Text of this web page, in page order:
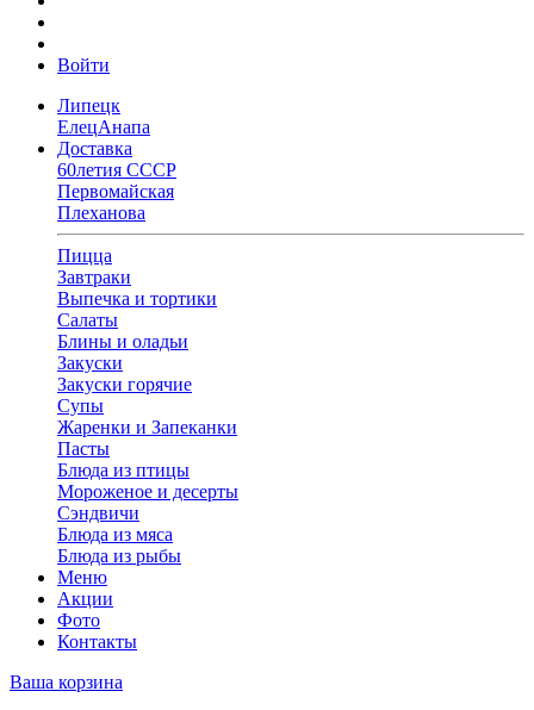
Войти
Липецк
ЕлецАнапа
Доставка
60летия СССР
Первомайская
Плеханова
Пицца
Завтраки
Выпечка и тортики
Салаты
Блины и оладьи
Закуски
Закуски горячие
Супы
Жаренки и Запеканки
Пасты
Блюда из птицы
Мороженое и десерты
Сэндвичи
Блюда из мяса
Блюда из рыбы
Меню
Акции
Фото
Контакты
Ваша корзина